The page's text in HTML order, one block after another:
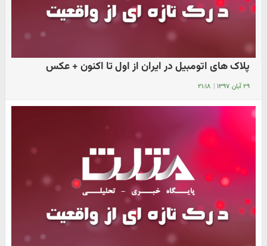
پلاک های اتومبیل در ایران از اول تا اکنون + عکس
۲۹ آبان ۱۳۹۷ | ۲۱:۱۸